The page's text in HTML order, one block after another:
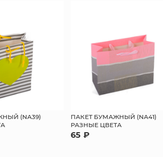
(NA39)
ПАКЕТ БУМАЖНЫЙ (NA41)
РАЗНЫЕ ЦВЕТА
65 ₽